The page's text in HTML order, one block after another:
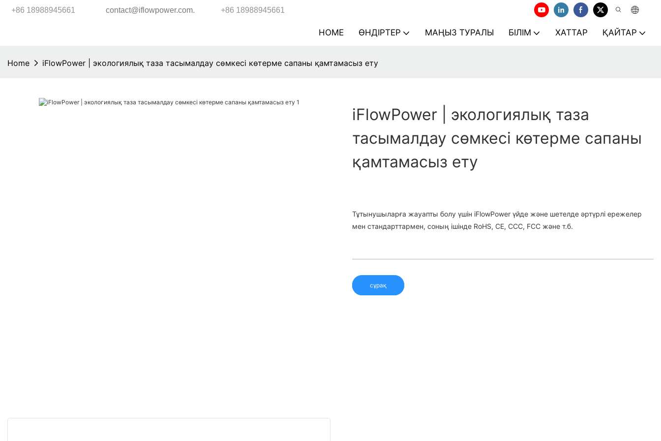
+86 18988945661 contact@iflowpower.com. +86 18988945661
HOME ӨНДІРТЕР МАҢЫЗ ТУРАЛЫ БІЛІМ ХАТТАР ҚАЙТАР
Home iFlowPower | экологиялық таза тасымалдау сөмкесі көтерме сапаны қамтамасыз ету
iFlowPower | экологиялық таза
тасымалдау сөмкесі көтерме сапаны
қамтамасыз ету
Тұтынушыларға жауапты болу үшін iFlowPower үйде және шетелде әртүрлі ережелер
мен стандарттармен, соның ішінде RoHS, CE, CCC, FCC және т.б.
сұрақ